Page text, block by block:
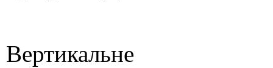
Вертикальне